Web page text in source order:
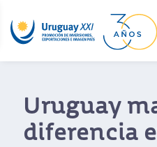
Uruguay
diferencia